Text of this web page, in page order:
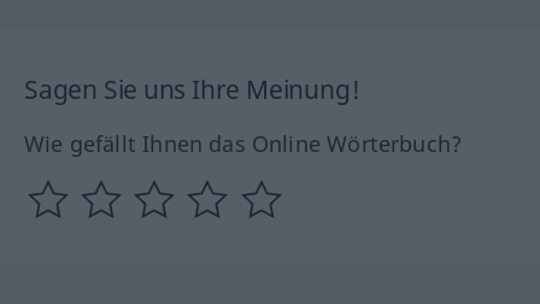
Sagen Sie uns Ihre Meinung!
Wie gefällt Ihnen das Online Wörterbuch?